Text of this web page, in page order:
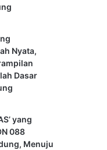
Nyata,
Dasar
yang
088
Menuju